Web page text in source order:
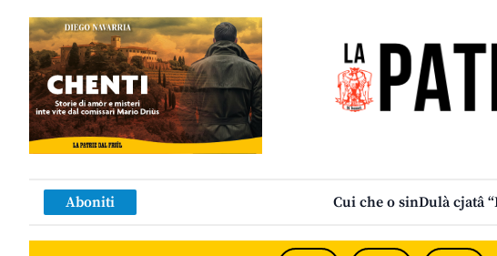
Aboniti Cui che o sinDulà cjatâ